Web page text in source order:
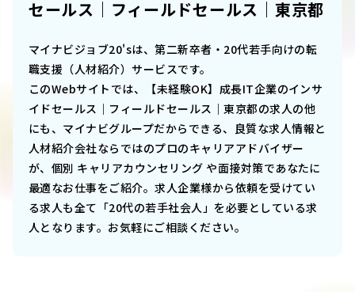
セールス｜フィールドセールス｜東京都
マイナビジョブ20'sは、第二新卒者・20代若手向けの転
職支援（人材紹介）サービスです。
このWebサイトでは、
【未経験OK】成長IT企業のインサ
イドセールス｜フィールドセールス｜東京都の求人の他
にも、マイナビグループだからできる、良質な求人情報と
人材紹介会社ならではのプロのキャリアアドバイザー
が、個別 キャリアカウンセリング や面接対策であなたに
最適なお仕事をご紹介。求人企業様から依頼を受けてい
る求人も全て「20代の若手社会人」を必要としている求
人となります。お気軽にご相談ください。